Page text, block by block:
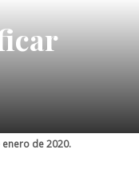
enero de 2020.